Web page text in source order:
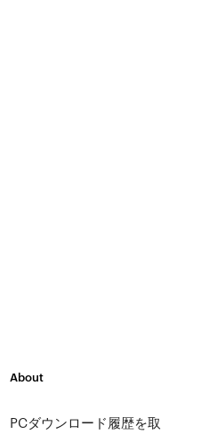
About
PCダウンロード履歴を取